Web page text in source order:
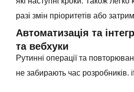
разі змін пріоритетів або
Автоматизація та
та вебхуки
Рутинні операції та
не забирають час розробників.